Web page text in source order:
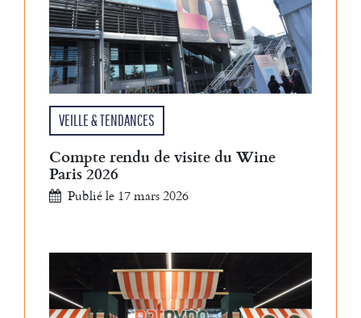
VEILLE & TENDANCES
Compte rendu de visite du Wine
Paris 2026
Publié le 17 mars 2026